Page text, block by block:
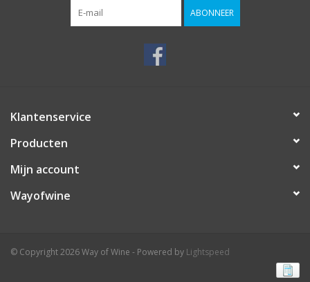
ABONNEER
Klantenservice
Producten
Mijn account
Wayofwine
© Copyright 2026 Way of Wine - Powered by Lightspeed